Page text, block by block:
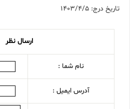
تاریخ درج: 1403/4/5
ارسال نظر
نام شما :
آدرس ایمیل :